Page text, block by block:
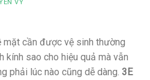
VY
mặt cần được vệ sinh thường
kính sao cho hiệu quả mà vẫn
phải lúc nào cũng dễ dàng. 3E